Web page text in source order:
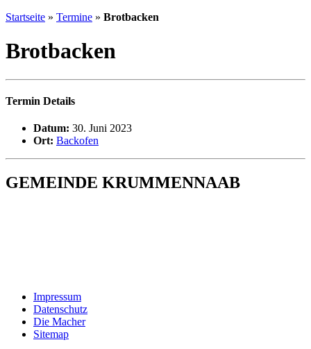
Startseite » Termine » Brotbacken
Brotbacken
Termin Details
Datum: 30. Juni 2023
Ort: Backofen
GEMEINDE KRUMMENNAAB
Impressum
Datenschutz
Die Macher
Sitemap